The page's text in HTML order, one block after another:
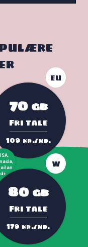
EU
70 GB
Fri tale
109 kr./md.
d+
W
80 GB
Fri tale
179 kr./md.